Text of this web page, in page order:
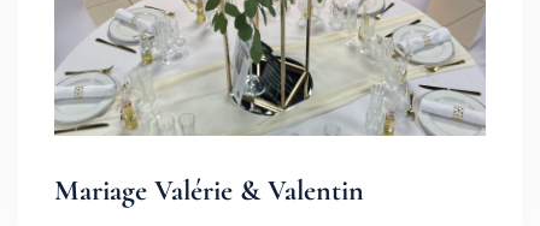
Mariage Valérie & Valentin